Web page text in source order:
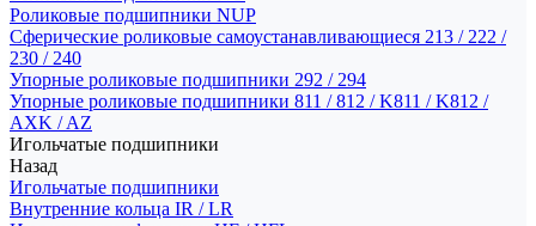
Роликовые подшипники NUP
Сферические роликовые самоустанавливающиеся 213 / 222 /
230 / 240
Упорные роликовые подшипники 292 / 294
Упорные роликовые подшипники 811 / 812 / K811 / K812 /
AXK / AZ
Игольчатые подшипники
Назад
Игольчатые подшипники
Внутренние кольца IR / LR